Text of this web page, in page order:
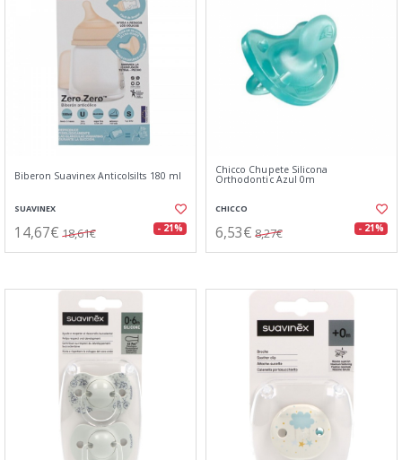
Biberon Suavinex Anticolsilts 180 ml
SUAVINEX
14,67€ 18,61€ - 21%
Chicco Chupete Silicona
Orthodontic Azul 0m
CHICCO
6,53€ 8,27€ - 21%